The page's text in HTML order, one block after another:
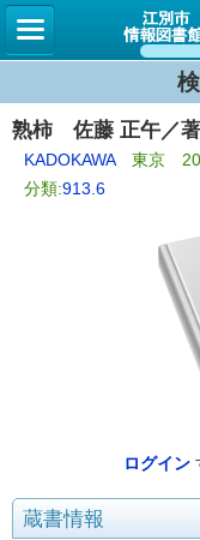
熟柿 佐藤 正午／著
KADOKAWA東京
分類:913.6
ログイン
蔵書情報